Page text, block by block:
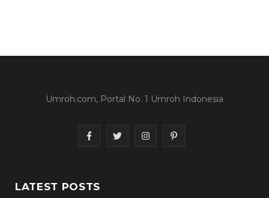
Umroh.com, Portal No. 1 Umroh Indonesia
F
T
I
P
LATEST POSTS